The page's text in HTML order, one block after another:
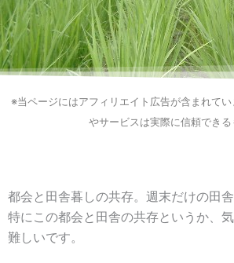
※当ページにはアフィリエイト広告が含まれて
やサービスは実際に信頼できる
都会と田舎暮しの共存。週末だけの田舎
特にこの都会と田舎の共存というか、
難しいです。